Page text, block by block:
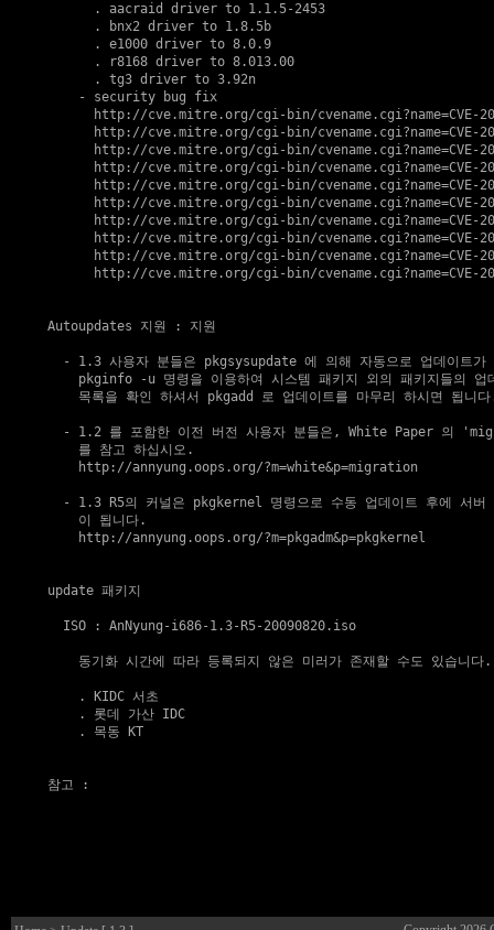
      . aacraid driver to 1.1.5-2453
      . bnx2 driver to 1.8.5b
      . e1000 driver to 8.0.9
      . r8168 driver to 8.013.00
      . tg3 driver to 3.92n
    - security bug fix
http://cve.mitre.org/cgi-bin/cvename.cgi?name=CVE-
http://cve.mitre.org/cgi-bin/cvename.cgi?name=CVE-
http://cve.mitre.org/cgi-bin/cvename.cgi?name=CVE-
http://cve.mitre.org/cgi-bin/cvename.cgi?name=CVE-
http://cve.mitre.org/cgi-bin/cvename.cgi?name=CVE-
http://cve.mitre.org/cgi-bin/cvename.cgi?name=CVE-
http://cve.mitre.org/cgi-bin/cvename.cgi?name=CVE-
http://cve.mitre.org/cgi-bin/cvename.cgi?name=CVE-
http://cve.mitre.org/cgi-bin/cvename.cgi?name=CVE-
http://cve.mitre.org/cgi-bin/cvename.cgi?name=CVE-
Autoupdates 지원 : 지원
- 1.3 사용자 분들은 pkgsysupdate 에 의해 자동으로 업데이트가
pkginfo -u 명령을 이용하여 시스템 패키지 외의 패키지들의 업
목록을 확인 하셔서 pkgadd 로 업데이트를 마무리 하시면 됩니다
- 1.2 를 포함한 이전 버전 사용자 분들은, White Paper 의
    를 참고 하십시오.
http://annyung.oops.org/?m=white&p=migration
- 1.3 R5의 커널은 pkgkernel 명령으로 수동 업데이트 후에 서버
    이 됩니다.
http://annyung.oops.org/?m=pkgadm&p=pkgkernel
update 패키지
  ISO : AnNyung-i686-1.3-R5-20090820.iso
    동기화 시간에 따라 등록되지 않은 미러가 존재할 수도 있습니다.
    .
KIDC 서초
    .
롯데 가산 IDC
    .
목동 KT
참고 :